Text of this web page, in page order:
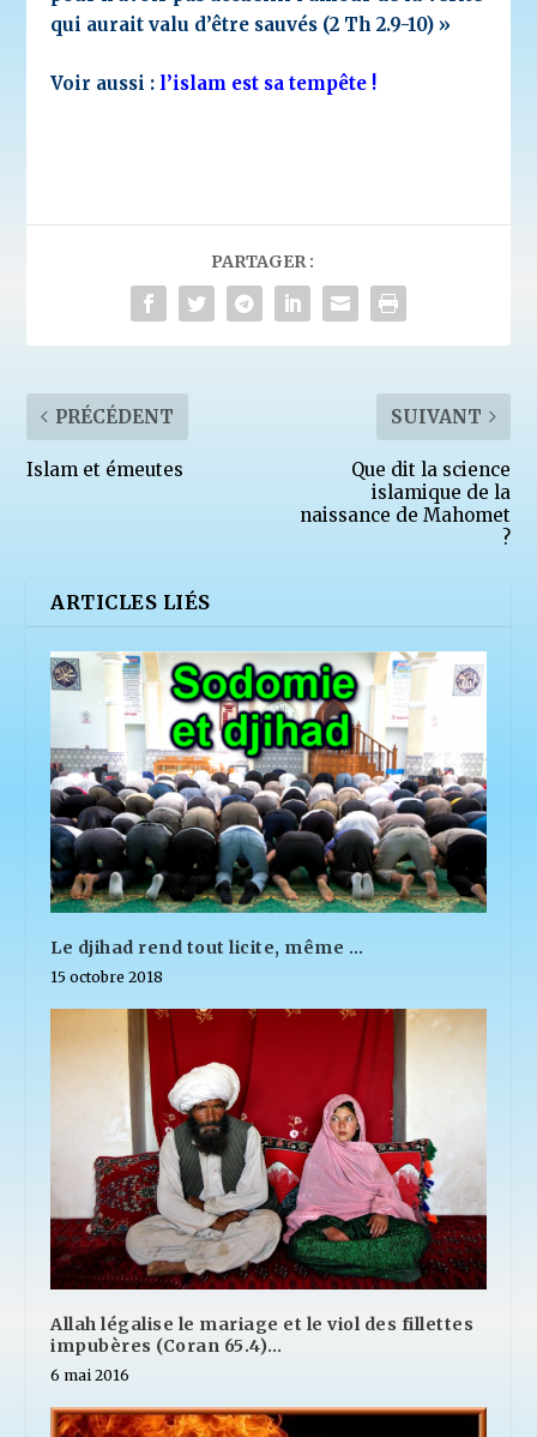
qui aurait valu d’être sauvés (2 Th 2.9-10) »
Voir aussi : l’islam est sa tempête !
PARTAGER :
PRÉCÉDENT
Islam et émeutes
SUIVANT
Que dit la science
islamique de la
naissance de Mahomet
?
ARTICLES LIÉS
Le djihad rend tout licite, même …
15 octobre 2018
Allah légalise le mariage et le viol des fillettes
impubères (Coran 65.4)…
6 mai 2016